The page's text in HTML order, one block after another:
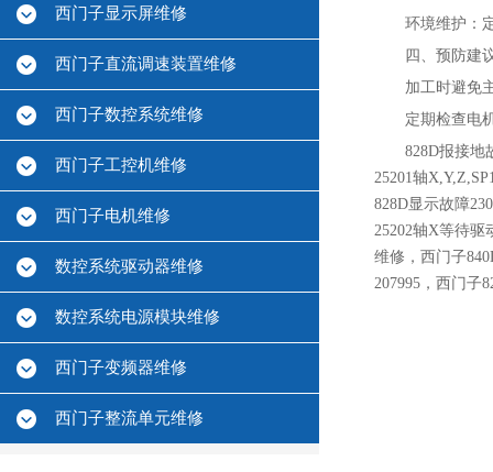
西门子显示屏维修
西门子直流调速装置维修
西门子数控系统维修
西门子工控机维修
西门子电机维修
数控系统驱动器维修
数控系统电源模块维修
西门子变频器维修
西门子整流单元维修
环境维护‌：
四、预防建
加工时避免
定期检查电
828D报接地
25201轴
828D显示故障
25202轴X等待驱
维修，西门子
207995，西门子